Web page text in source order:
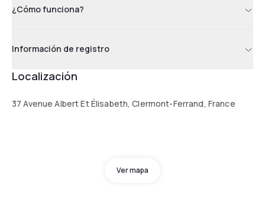
¿Cómo funciona?
Información de registro
Localización
37 Avenue Albert Et Élisabeth, Clermont-Ferrand, France
Ver mapa